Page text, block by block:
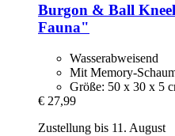
Burgon & Ball
Fauna"
Wasserabweisend
Mit Memory-
Größe: 50 x 30 x 5
€ 27,99
Zustellung bis 11. August